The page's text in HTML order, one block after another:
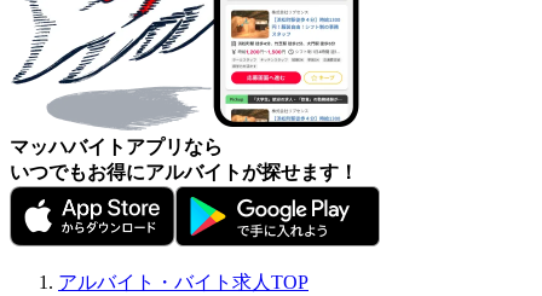
マッハバイトアプリなら
いつでもお得にアルバイトが探せます！
アルバイト・バイト求人TOP